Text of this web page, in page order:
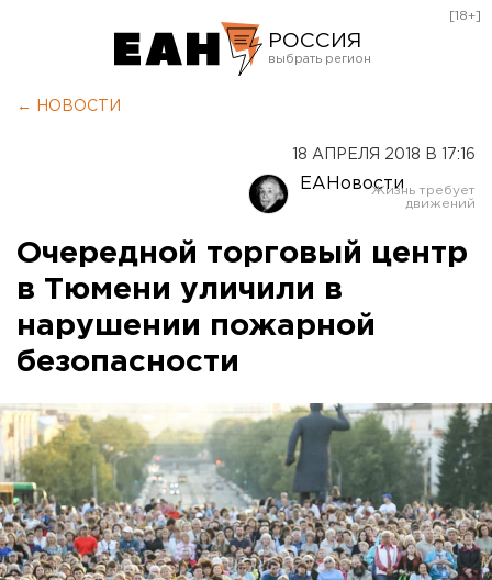
РОССИЯ
Оренбург
[18+]
← НОВОСТИ
18 АПРЕЛЯ 2018 В 17:16
ЕАНовости
Очередной торговый центр
в Тюмени уличили в
нарушении пожарной
безопасности